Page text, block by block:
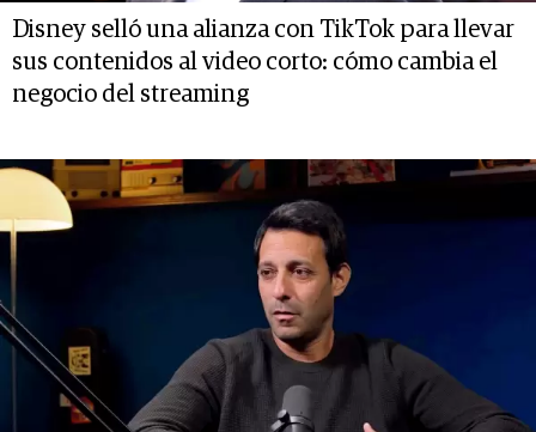
Disney selló una alianza con TikTok para llevar
sus contenidos al video corto: cómo cambia el
negocio del streaming